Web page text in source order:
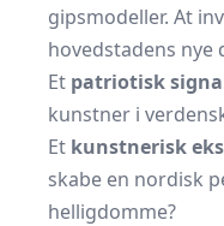
gipsmodeller. At
hovedstadens nye
Et patriotisk
kunstner i
Et kunstnerisk
skabe en nordisk
helligdomme?